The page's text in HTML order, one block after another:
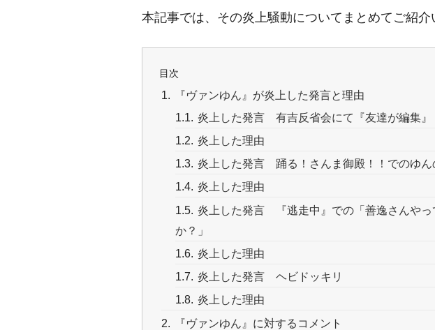
本記事では、その炎上騒動についてまとめてご紹介
目次
『ヴァンゆん』が炎上した発言と理由
炎上した発言 有吉反省会にて『友達が編集』
炎上した理由
炎上した発言 踊る！さんま御殿！！でのゆん
炎上した理由
炎上した発言 『逃走中』での「善逸さんやっ
か？」
炎上した理由
炎上した発言 ヘビドッキリ
炎上した理由
『ヴァンゆん』に対するコメント